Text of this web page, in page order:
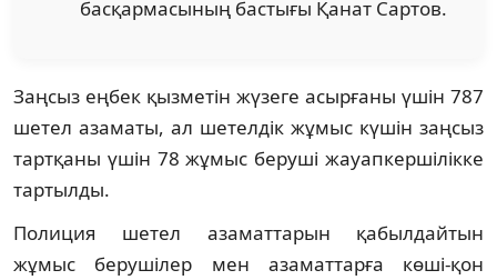
басқармасының бастығы Қанат Сартов.
Заңсыз еңбек қызметін жүзеге асырғаны үшін 787
шетел азаматы, ал шетелдік жұмыс күшін заңсыз
тартқаны үшін 78 жұмыс беруші жауапкершілікке
тартылды.
Полиция шетел азаматтарын қабылдайтын
жұмыс берушілер мен азаматтарға көші-қон